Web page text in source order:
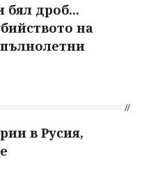
бял дроб...
на
в Русия,